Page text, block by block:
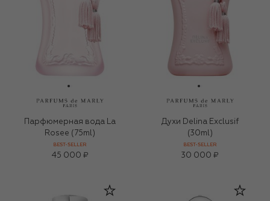
Парфюмерная вода La
Rosee (75ml)
BEST-SELLER
45 000 ₽
Духи Delina Exclusif
(30ml)
BEST-SELLER
30 000 ₽